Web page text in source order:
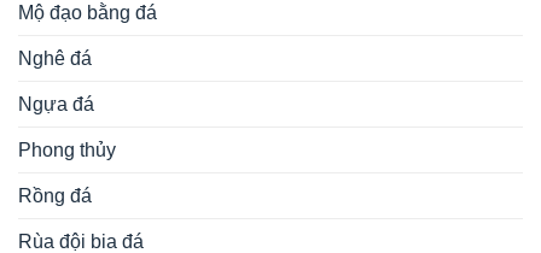
Mộ đạo bằng đá
Nghê đá
Ngựa đá
Phong thủy
Rồng đá
Rùa đội bia đá